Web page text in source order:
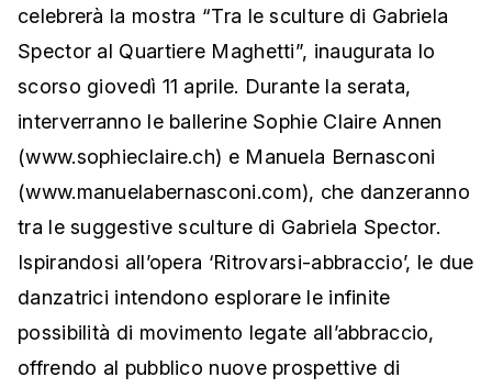
celebrerà la mostra “Tra le sculture di Gabriela
Spector al Quartiere Maghetti”, inaugurata lo
scorso giovedì 11 aprile. Durante la serata,
interverranno le ballerine Sophie Claire Annen
(www.sophieclaire.ch) e Manuela Bernasconi
(www.manuelabernasconi.com), che danzeranno
tra le suggestive sculture di Gabriela Spector.
Ispirandosi all’opera ‘Ritrovarsi-abbraccio’, le due
danzatrici intendono esplorare le infinite
possibilità di movimento legate all’abbraccio,
offrendo al pubblico nuove prospettive di